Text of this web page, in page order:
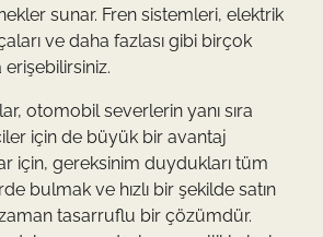
sunar. Fren sistemleri, elektrik
ve daha fazlası gibi birçok
otomobil severlerin yanı sıra
için de büyük bir avantaj
için, gereksinim duydukları tüm
bulmak ve hızlı bir şekilde satın
tasarruflu bir çözümdür.